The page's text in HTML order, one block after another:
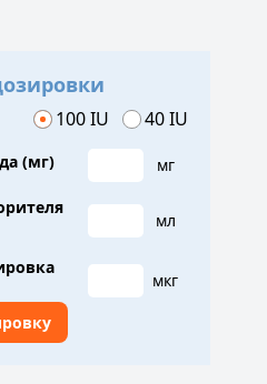
100 IU 40 IU
(мг)
мг
мл
мкг